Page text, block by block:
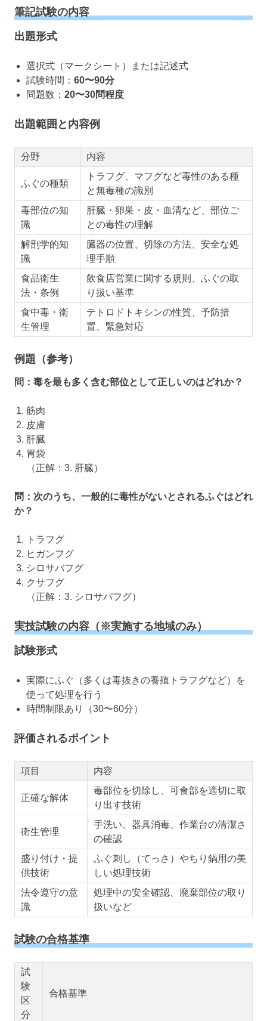
筆記試験の内容
出題形式
選択式（マークシート）または記述式
試験時間： 60〜90分
問題数： 20〜30問程度
出題範囲と内容例
分野 内容
ふぐの種類
トラフグ、マフグなど毒性のある種
と無毒種の識別
毒部位の知
識
肝臓・卵巣・皮・血清など、部位ご
との毒性の理解
解剖学的知
識
臓器の位置、切除の方法、安全な処
理手順
食品衛生
法・条例
飲食店営業に関する規則、ふぐの取
り扱い基準
食中毒・衛
生管理
テトロドトキシンの性質、予防措
置、緊急対応
例題（参考）
問：毒を最も多く含む部位として正しいのはどれか？
筋肉
皮膚
肝臓
胃袋
（正解：3. 肝臓）
問：次のうち、一般的に毒性がないとされるふぐはどれ
か？
トラフグ
ヒガンフグ
シロサバフグ
クサフグ
（正解：3. シロサバフグ）
実技試験の内容（※実施する地域のみ）
試験形式
実際にふぐ（多くは毒抜きの養殖トラフグなど）を
使って処理を行う
時間制限あり（30〜60分）
評価されるポイント
項目 内容
正確な解体
毒部位を切除し、可食部を適切に取
り出す技術
衛生管理
手洗い、器具消毒、作業台の清潔さ
の確認
盛り付け・提
供技術
ふぐ刺し（てっさ）やちり鍋用の美
しい処理技術
法令遵守の意
識
処理中の安全確認、廃棄部位の取り
扱いなど
試験の合格基準
試
験
区
分
合格基準